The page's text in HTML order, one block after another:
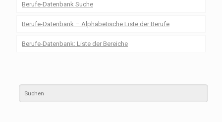
Berufe-Datenbank Suche
Berufe-Datenbank – Alphabetische Liste der Berufe
Berufe-Datenbank: Liste der Bereiche